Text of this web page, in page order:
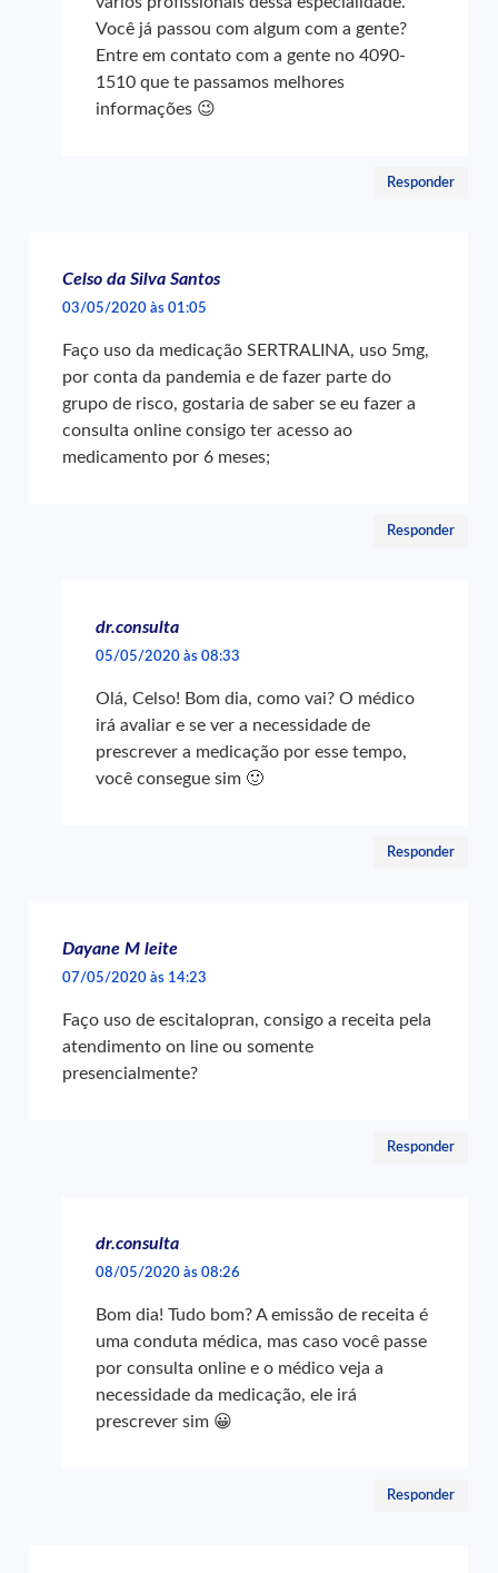
Você já passou com algum com a gente?
Entre em contato com a gente no 4090-
1510 que te passamos melhores
informações 😉
Responder
Celso da Silva Santos
03/05/2020 às 01:05
Faço uso da medicação SERTRALINA, uso 5mg,
por conta da pandemia e de fazer parte do
grupo de risco, gostaria de saber se eu fazer a
consulta online consigo ter acesso ao
medicamento por 6 meses;
Responder
dr.consulta
05/05/2020 às 08:33
Olá, Celso! Bom dia, como vai? O médico
irá avaliar e se ver a necessidade de
prescrever a medicação por esse tempo,
você consegue sim 🙂
Responder
Dayane M leite
07/05/2020 às 14:23
Faço uso de escitalopran, consigo a receita pela
atendimento on line ou somente
presencialmente?
Responder
dr.consulta
08/05/2020 às 08:26
Bom dia! Tudo bom? A emissão de receita é
uma conduta médica, mas caso você passe
por consulta online e o médico veja a
necessidade da medicação, ele irá
prescrever sim 😀
Responder